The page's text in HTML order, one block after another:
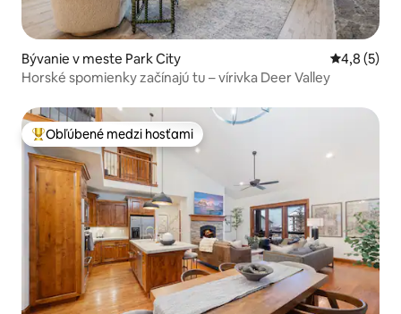
Bývanie v meste Park City Priemerné
4,8 (5)
Horské spomienky začínajú tu – vírivka Deer Valley
Najobľúbenejšie medzi hosťami
Obľúbené medzi hosťami